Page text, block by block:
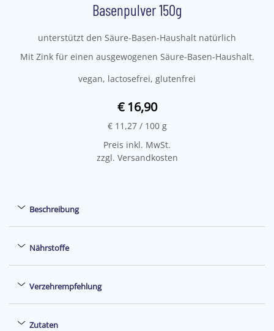
Basenpulver 150g
unterstützt den Säure-Basen-Haushalt natürlich
Mit Zink für einen ausgewogenen Säure-Basen-Haushalt.
vegan, lactosefrei, glutenfrei
€ 16,90
€ 11,27 / 100 g
Preis inkl. MwSt.
zzgl. Versandkosten
Beschreibung
Nährstoffe
Verzehrempfehlung
Zutaten